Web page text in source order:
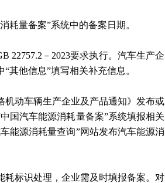
耗量备案”系统中的备案日期。
22757.2－2023要求执行。汽车生产企
其他信息”填写相关补充信息。
机动车辆生产企业及产品通知》发布或
国汽车能源消耗量备案”系统填报相关
能源消耗量查询”网站发布汽车能源消
耗标识处理，企业需及时填报备案。对